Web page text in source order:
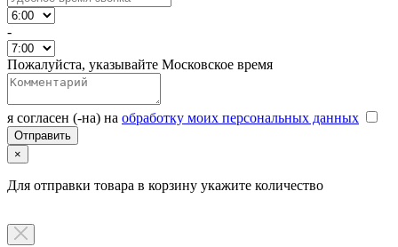
-
Пожалуйста, указывайте Московское время
я согласен (-на) на обработку моих персональных данных
×
Для отправки товара в корзину укажите количество